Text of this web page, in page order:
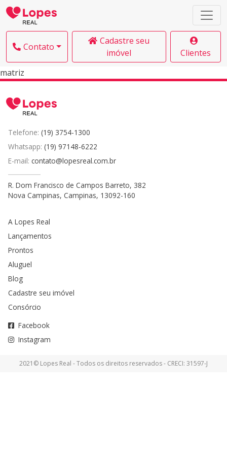
Contato
Cadastre seu
imóvel
Clientes
matriz
Telefone: (19) 3754-1300
Whatsapp: (19) 97148-6222
E-mail: contato@lopesreal.com.br
R. Dom Francisco de Campos Barreto, 382
Nova Campinas, Campinas, 13092-160
A Lopes Real
Lançamentos
Prontos
Aluguel
Blog
Cadastre seu imóvel
Consórcio
Facebook
Instagram
2021© Lopes Real - Todos os direitos reservados - CRECI: 31597-J